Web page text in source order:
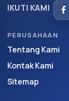
IKUTI KAMI
PERUSAHAAN
Tentang Kami
Kontak Kami
Sitemap